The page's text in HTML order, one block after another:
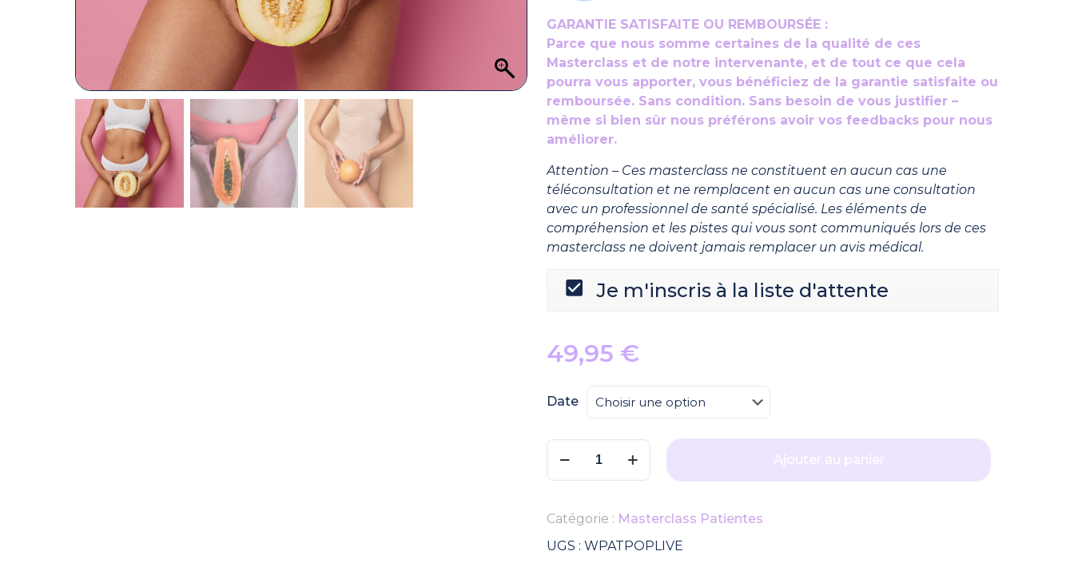
GARANTIE SATISFAITE OU REMBOURSÉE :
Parce que nous somme certaines de la qualité de ces
Masterclass et de notre intervenante, et de tout ce que cela
pourra vous apporter, vous bénéficiez de la garantie satisfaite ou
remboursée. Sans condition. Sans besoin de vous justifier –
même si bien sûr nous préférons avoir vos feedbacks pour nous
améliorer.
Attention – Ces masterclass ne constituent en aucun cas une
téléconsultation et ne remplacent en aucun cas une consultation
avec un professionnel de santé spécialisé. Les éléments de
compréhension et les pistes qui vous sont communiqués lors de ces
masterclass ne doivent jamais remplacer un avis médical.
Je m'inscris à la liste d'attente
49,95 €
Date
quantité
Masterclass
Mieux
vivre
Ajouter au panier
UGS : WPATPOPLIVE
Catégorie : Masterclass Patientes